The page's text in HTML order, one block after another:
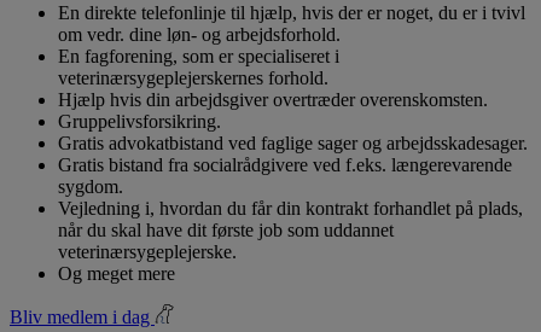
En direkte telefonlinje til hjælp, hvis der er noget, du er i tvivl
om vedr. dine løn- og arbejdsforhold.
En fagforening, som er specialiseret i
veterinærsygeplejerskernes forhold.
Hjælp hvis din arbejdsgiver overtræder overenskomsten.
Gruppelivsforsikring.
Gratis advokatbistand ved faglige sager og arbejdsskadesager.
Gratis bistand fra socialrådgivere ved f.eks. længerevarende
sygdom.
Vejledning i, hvordan du får din kontrakt forhandlet på plads,
når du skal have dit første job som uddannet
veterinærsygeplejerske.
Og meget mere
Bliv medlem i dag